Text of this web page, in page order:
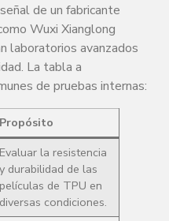
de un fabricante
Wuxi Xianglong
laboratorios avanzados
La tabla a
de pruebas internas:
Propósito
Evaluar la resistencia
y durabilidad de las
películas de TPU en
diversas condiciones.